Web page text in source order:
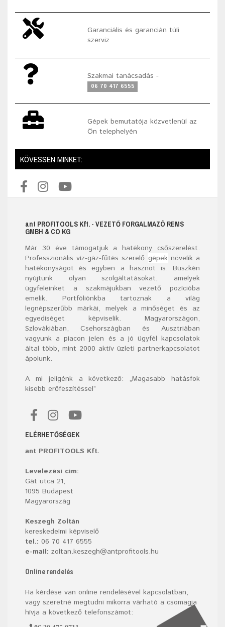
Garanciális és garancián túli
szerviz
Szakmai tanácsadás -
06 70 417 6555
Gépek bemutatója közvetlenül az
Ön telephelyén
KÖVESSEN MINKET:
ant PROFITOOLS Kft. - VEZETŐ FORGALMAZÓ REMS
GMBH & CO KG
Már 30 éve támogatjuk a hatékony csőszerelést.
Professzionális víz-gáz-fűtés szerelő gépeknövelik a
hatékonyságot és egyben a hasznot is. Büszkén
nyújtunk olyan szolgáltatásokat, amelyek
ügyfeleinket a szakmájukban vezető pozícióba
emelik. Portfóliónkba tartoznak a világ
legnépszerűbb márkái, melyek a minőséget és az
egyediséget képviselik. Magyarországon,
Szlovákiában, Csehországban és Ausztriában
vagyunk a piacon jelen és a jó ügyfél kapcsolatok
által több, mint 2000 aktív üzleti partnerkapcsolatot
ápolunk.
A mi jeligénk a következő: „Magasabb hatásfok
kisebb erőfeszítéssel”
ELÉRHETŐSÉGEK
ant PROFITOOLS Kft.
Levelezési cím:
Gát utca 21,
1095 Budapest
Magyarország
Keszegh Zoltán
kereskedelmi képviselő
tel.: 06 70 417 6555
e-mail: zoltan.keszegh@antprofitools.hu
Online rendelés
Ha kérdése van online rendelésével kapcsolatban,
vagy szeretné megtudni mikorra várható a csomagja
hívja a következő telefonszámot: